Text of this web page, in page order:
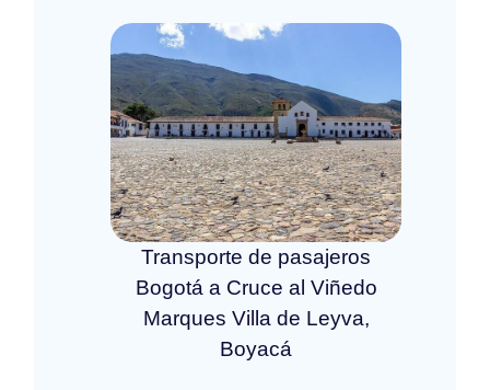
Transporte de pasajeros
Bogotá a Cruce al Viñedo
Marques Villa de Leyva,
Boyacá